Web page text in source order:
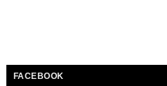
FACEBOOK